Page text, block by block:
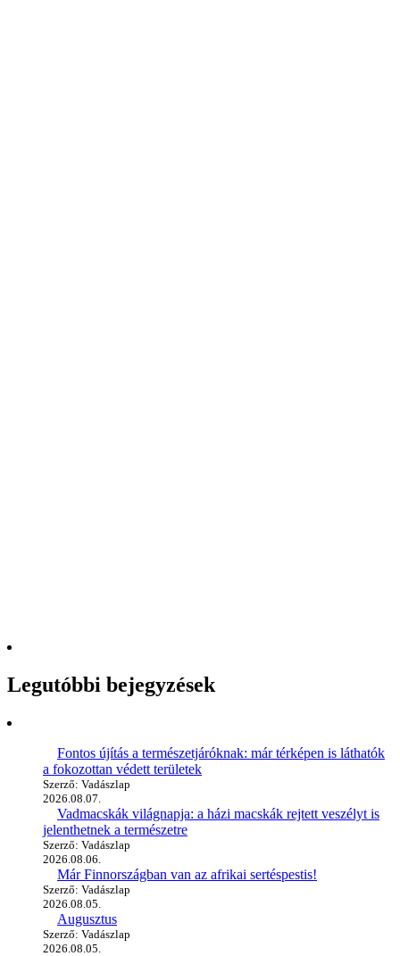
Legutóbbi bejegyzések
Fontos újítás a természetjáróknak: már térképen is láthatók
a fokozottan védett területek
Szerző: Vadászlap
2026.08.07.
Vadmacskák világnapja: a házi macskák rejtett veszélyt is
jelenthetnek a természetre
Szerző: Vadászlap
2026.08.06.
Már Finnországban van az afrikai sertéspestis!
Szerző: Vadászlap
2026.08.05.
Augusztus
Szerző: Vadászlap
2026.08.05.